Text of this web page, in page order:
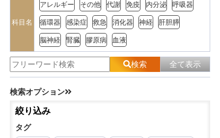
科目名
アレルギー その他 代謝 免疫 内分泌 呼吸器
循環器 感染症 救急 消化器 神経 肝胆膵
脳神経 腎臓 膠原病 血液
検索 全て表示
検索オプション
絞り込み
タグ